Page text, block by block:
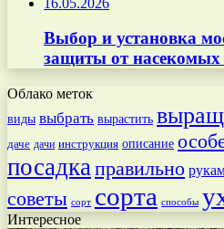
Выбор и установка
защиты от насекомых
Облако меток
виды выбрать вырастить
даче дачи инструкция описание
посадкаправильно
советы сорт сорта способы
Интересное